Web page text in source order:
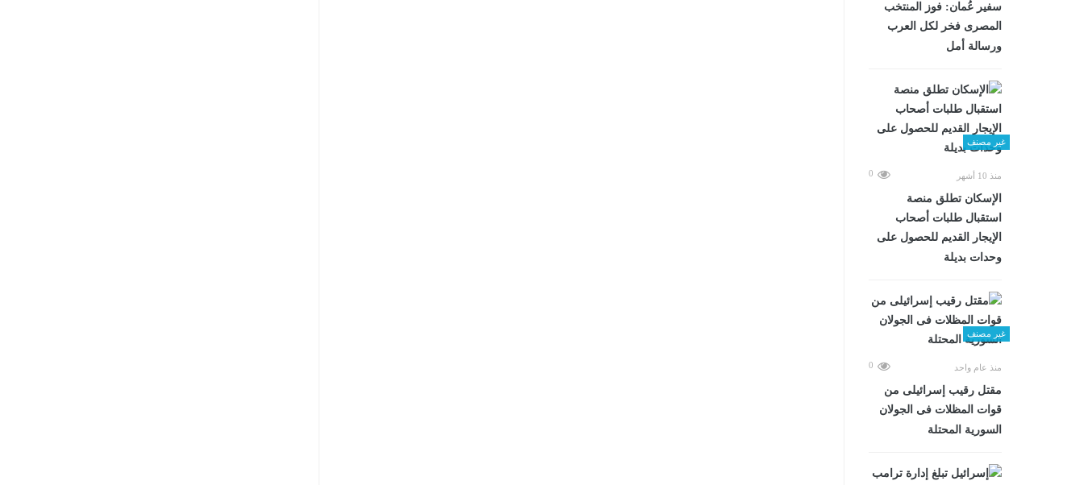
سفير عُمان: فوز المنتخب
المصرى فخر لكل العرب
ورسالة أمل
غير مصنف
منذ 10 أشهر 0
الإسكان تطلق منصة
استقبال طلبات أصحاب
الإيجار القديم للحصول على
وحدات بديلة
غير مصنف
منذ عام واحد 0
مقتل رقيب إسرائيلى من
قوات المظلات فى الجولان
السورية المحتلة